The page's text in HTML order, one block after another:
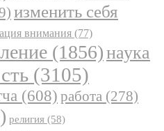
изменить себя
внимания (77)
(1856)наука
(3105)
(608) работа (278)
религия (58)